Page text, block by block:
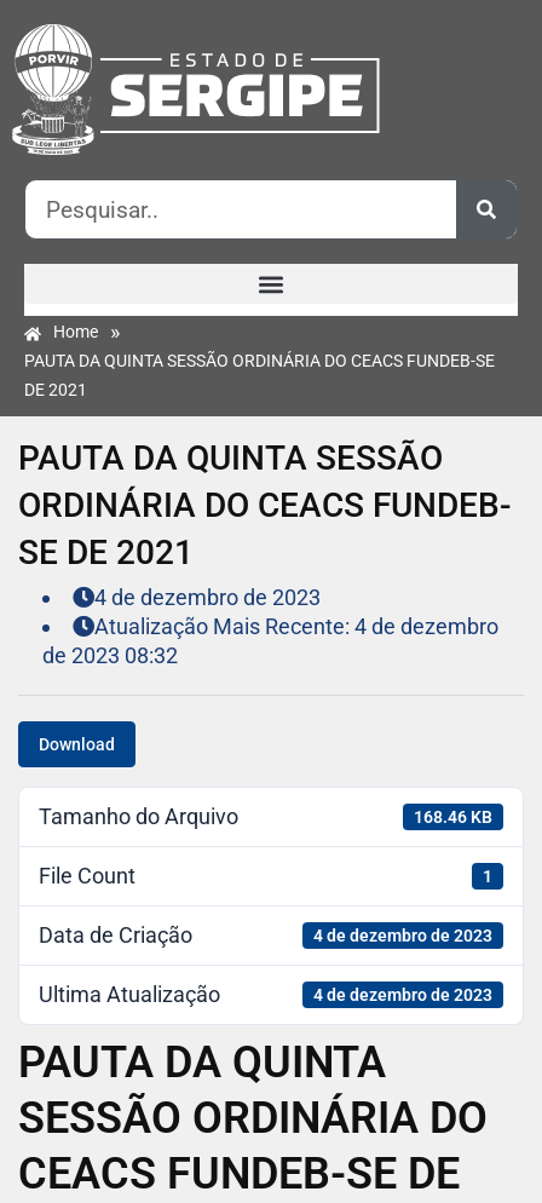
Home »
PAUTA DA QUINTA SESSÃO ORDINÁRIA DO CEACS FUNDEB-SE
DE 2021
PAUTA DA QUINTA SESSÃO
ORDINÁRIA DO CEACS FUNDEB-
SE DE 2021
4 de dezembro de 2023
Atualização Mais Recente: 4 de dezembro
de 2023 08:32
Download
Tamanho do Arquivo 168.46 KB
File Count 1
Data de Criação 4 de dezembro de 2023
Ultima Atualização 4 de dezembro de 2023
PAUTA DA QUINTA
SESSÃO ORDINÁRIA DO
CEACS FUNDEB-SE DE